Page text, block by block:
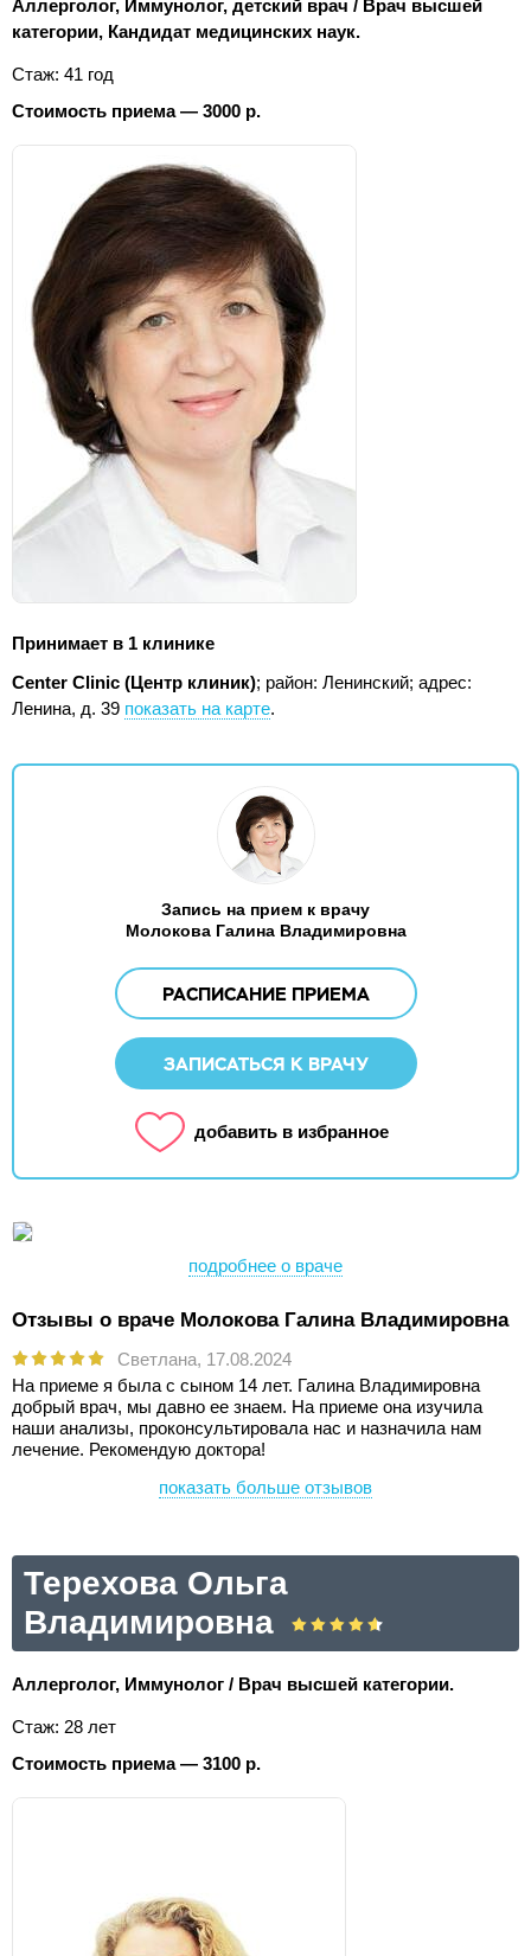
Аллерголог, Иммунолог, детский врач / Врач высшей
категории, Кандидат медицинских наук.
Стаж: 41 год
Стоимость приема — 3000 р.
Принимает в 1 клинике
Center Clinic (Центр клиник); район: Ленинский; адрес:
Ленина, д. 39 показать на карте.
Запись на прием к врачу
Молокова Галина Владимировна
РАСПИСАНИЕ ПРИЕМА
ЗАПИСАТЬСЯ К ВРАЧУ
добавить в избранное
подробнее о враче
Отзывы о враче Молокова Галина Владимировна
Светлана, 17.08.2024
На приеме я была с сыном 14 лет. Галина Владимировна
добрый врач, мы давно ее знаем. На приеме она изучила
наши анализы, проконсультировала нас и назначила нам
лечение. Рекомендую доктора!
показать больше отзывов
Терехова Ольга
Владимировна
Аллерголог, Иммунолог / Врач высшей категории.
Стаж: 28 лет
Стоимость приема — 3100 р.